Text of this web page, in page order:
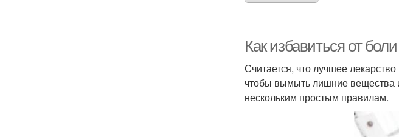
Как избавиться от
Считается, что лучшее
чтобы вымыть лишние вещества
нескольким простым правилам.